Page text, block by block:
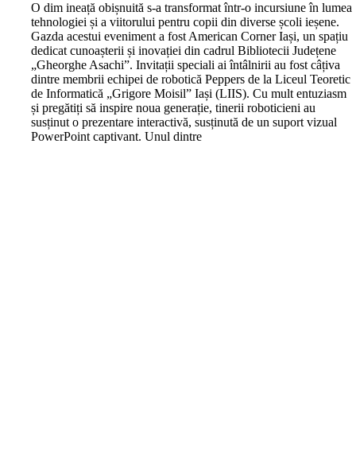
O dim ineață obișnuită s-a transformat într-o incursiune în lumea
tehnologiei și a viitorului pentru copii din diverse școli ieșene.
Gazda acestui eveniment a fost American Corner Iași, un spațiu
dedicat cunoașterii și inovației din cadrul Bibliotecii Județene
„Gheorghe Asachi”. Invitații speciali ai întâlnirii au fost câțiva
dintre membrii echipei de robotică Peppers de la Liceul Teoretic
de Informatică „Grigore Moisil” Iași (LIIS). Cu mult entuziasm
și pregătiți să inspire noua generație, tinerii roboticieni au
susținut o prezentare interactivă, susținută de un suport vizual
PowerPoint captivant. Unul dintre